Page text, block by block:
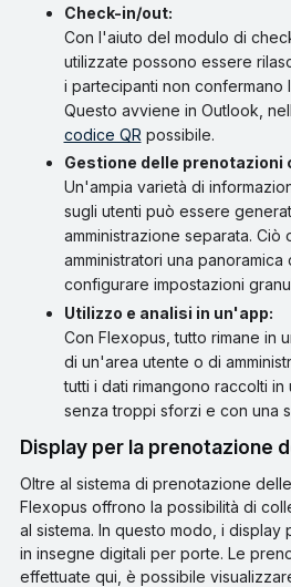
Check-in/out:
Con l'aiuto del modulo di
utilizzate possono essere
i partecipanti non confermano
Questo avviene in Outlook,
codice QR possibile.
Gestione delle
Un'ampia varietà di
sugli utenti può essere
amministrazione separata. Ciò
amministratori una
configurare impostazioni
Utilizzo e analisi in un'app:
Con Flexopus, tutto rimane in
di un'area utente o di
tutti i dati rimangono raccolti in
senza troppi sforzi e con una
Display per la prenotazione
Oltre al sistema di prenotazione
Flexopus offrono la possibilità di
al sistema. In questo modo, i
in insegne digitali per porte. Le
effettuate qui, è possibile